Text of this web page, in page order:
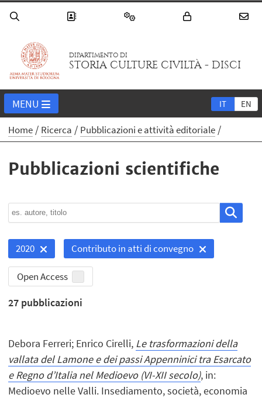
DIPARTIMENTO DI
STORIA CULTURE CIVILTÀ - DISCI
IT EN
MENU
Home Ricerca Pubblicazioni e attività editoriale
Pubblicazioni scientifiche
2020 Contributo in atti di convegno
Open Access
27 pubblicazioni
Debora Ferreri; Enrico Cirelli, Le trasformazioni della
vallata del Lamone e dei passi Appenninici tra Esarcato
e Regno d’Italia nel Medioevo (VI-XII secolo), in:
Medioevo nelle Valli. Insediamento, società, economia